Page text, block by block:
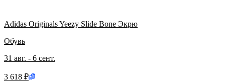
Adidas Originals Yeezy Slide Bone Экрю
Обувь
31 авг. - 6 сент.
3 618 ₽